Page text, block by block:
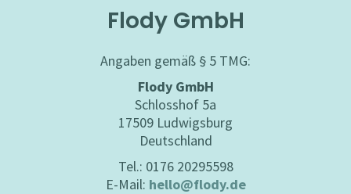
Flody GmbH
Angaben gemäß § 5 TMG:
Flody GmbH
Schlosshof 5a
17509 Ludwigsburg
Deutschland
Tel.: 0176 20295598
E-Mail: hello@flody.de